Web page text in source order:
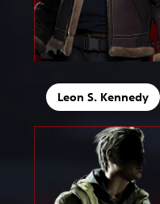
Leon S. Kennedy